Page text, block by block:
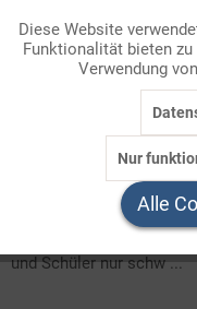
Voreinstellung
Ein Volk begehrt auf
Eine märchenhafte
Will man "Wilhelm Tell"
Mittelstufe, so müssen
überwunden werden. In
und Schüler nur schw ...
Marketing
Diese Website
Funktionalität bieten
Verwendung
Nur
Alle